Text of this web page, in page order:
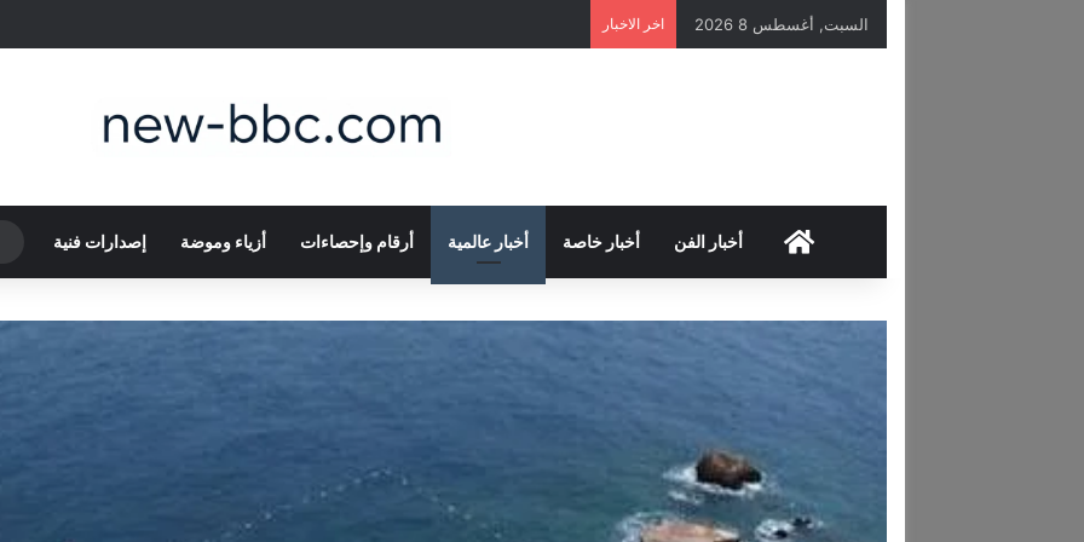
السبت, أغسطس 8 2026 اخر الاخبار
HOMEأخبار الفن أخبار خاصة أخبار عالمية أرقام وإحصاءات أزياء وموضة إصدارات فنية